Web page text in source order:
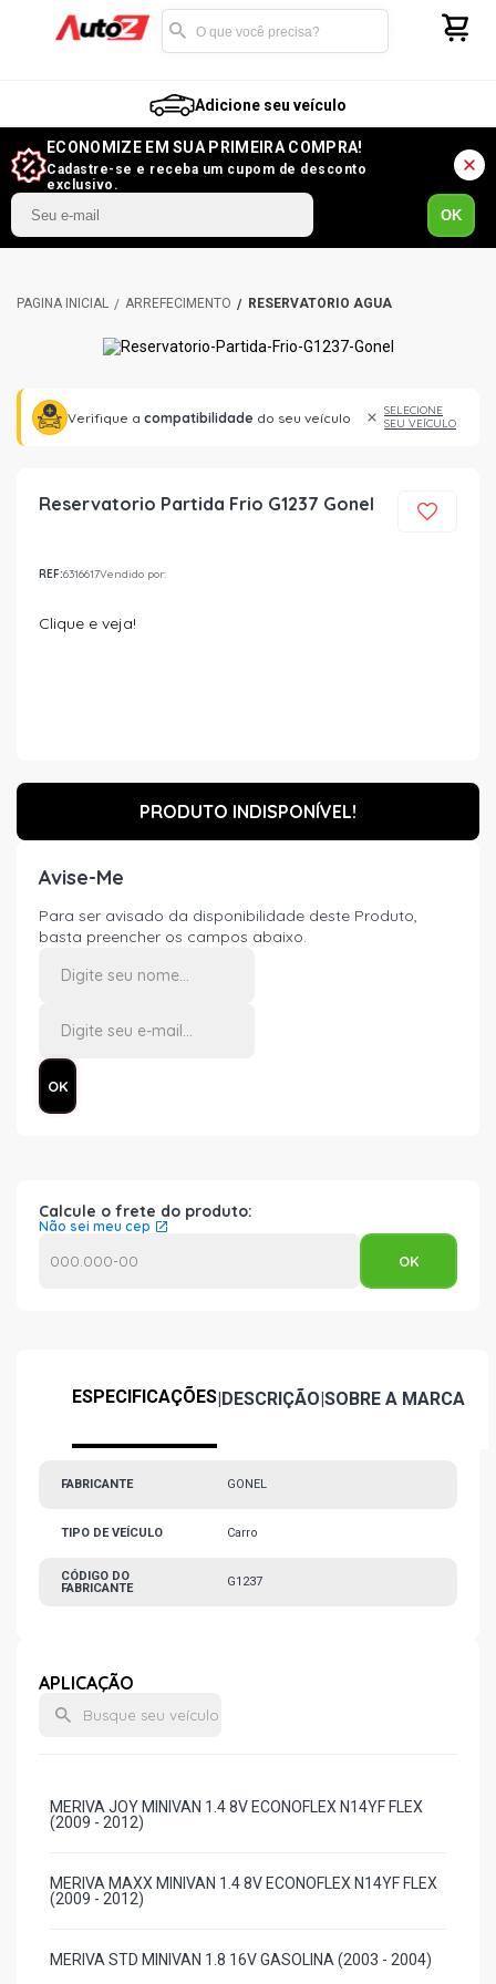
Adicione seu veículo
ECONOMIZE EM SUA PRIMEIRA COMPRA!
Cadastre-se e receba um cupom de desconto
exclusivo.
OK
ARREFECIMENTO RESERVATÓRIO AGUA
Verifique a compatibilidade do seu veículo
SELECIONE
SEU VEÍCULO
Reservatorio Partida Frio G1237 Gonel
REF:6316617Vendido por:
Clique e veja!
PRODUTO INDISPONÍVEL!
Avise-Me
Para ser avisado da disponibilidade deste Produto,
basta preencher os campos abaixo.
Calcule o frete do produto:
Não sei meu cep
ESPECIFICAÇÕES|DESCRIÇÃO|SOBRE A MARCA
FABRICANTE GONEL
TIPO DE VEÍCULO Carro
CÓDIGO DO
FABRICANTE
G1237
APLICAÇÃO
MERIVA JOY MINIVAN 1.4 8V ECONOFLEX N14YF FLEX
(2009 - 2012)
MERIVA MAXX MINIVAN 1.4 8V ECONOFLEX N14YF FLEX
(2009 - 2012)
MERIVA STD MINIVAN 1.8 16V GASOLINA (2003 - 2004)